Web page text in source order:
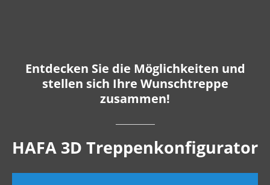
Entdecken Sie die Möglichkeiten und
stellen sich Ihre Wunschtreppe
zusammen!
HAFA 3D Treppenkonfigurator